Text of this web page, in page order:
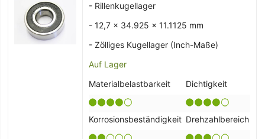
- Rillenkugellager
- 12,7 x 34.925 x 11.1125 mm
- Zölliges Kugellager (Inch-Maße)
Auf Lager
Materialbelastbarkeit
Dichtigkeit
Korrosionsbeständigkeit Drehzahlbereich